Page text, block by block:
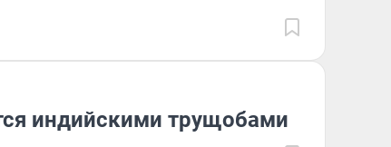
индийскими трущобами